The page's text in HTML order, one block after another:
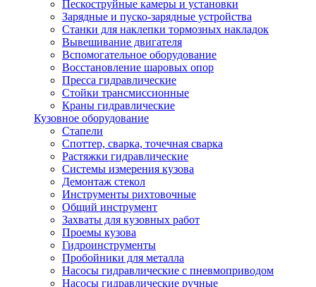
Пескоструйные камеры и установки
Зарядные и пуско-зарядные устройства
Станки для наклепки тормозных накладок
Вывешивание двигателя
Вспомогательное оборудование
Восстановление шаровых опор
Пресса гидравлические
Стойки трансмиссионные
Краны гидравлические
Кузовное оборудование
Стапели
Споттер, сварка, точечная сварка
Растяжки гидравлические
Системы измерения кузова
Демонтаж стекол
Инструменты рихтовочные
Общий инструмент
Захваты для кузовных работ
Проемы кузова
Гидроинструменты
Пробойники для металла
Насосы гидравлические с пневмоприводом
Насосы гидравлические ручные